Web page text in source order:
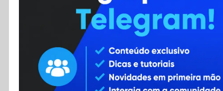
Contato